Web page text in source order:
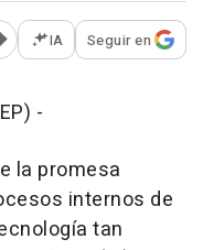
opciones para
IA Seguir en
-
la promesa
internos de
tan